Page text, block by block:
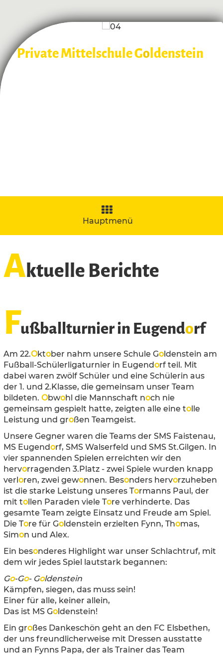
Private Mittelschule Goldenstein
Navigation
aufklappen
Hauptmenü
Aktuelle Berichte
Fußballturnier in Eugendorf
Am 22.Oktober nahm unsere Schule Goldenstein am
Fußball-Schülerligaturnier in Eugendorf teil. Mit
dabei waren zwölf Schüler und eine Schülerin aus
der 1. und 2.Klasse, die gemeinsam unser Team
bildeten. Obwohl die Mannschaft noch nie
gemeinsam gespielt hatte, zeigten alle eine tolle
Leistung und großen Teamgeist.
Unsere Gegner waren die Teams der SMS Faistenau,
MS Eugendorf, SMS Walserfeld und SMS St.Gilgen. In
vier spannenden Spielen erreichten wir den
hervorragenden 3.Platz - zwei Spiele wurden knapp
verloren, zwei gewonnen. Besonders hervorzuheben
ist die starke Leistung unseres Tormanns Paul, der
mit tollen Paraden viele Tore verhinderte. Das
gesamte Team zeigte Einsatz und Freude am Spiel.
Die Tore für Goldenstein erzielten Fynn, Thomas,
Simon und Alex.
Ein besonderes Highlight war unser Schlachtruf, mit
dem wir jedes Spiel lautstark begannen:
Go-Go- Goldenstein
Kämpfen, siegen, das muss sein!
Einer für alle, keiner allein,
Das ist MS Goldenstein!
Ein großes Dankeschön geht an den FC Elsbethen,
der uns freundlicherweise mit Dressen ausstatte
und an Fynns Papa, der als Trainer das Team